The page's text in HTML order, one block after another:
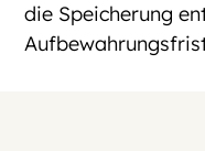
die Speicherung